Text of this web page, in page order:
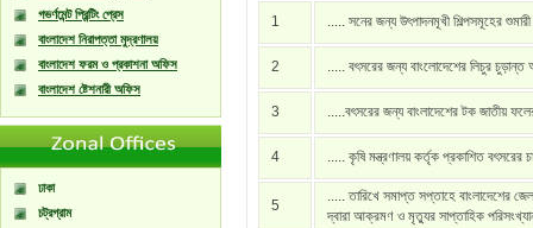
গভর্ণমেন্ট প্রিন্টিং প্রেস
বাংলাদেশ নিরাপত্তা মুদ্রণালয়
বাংলাদেশ ফরম ও প্রকাশনা অফিস
বাংলাদেশ ষ্টেশনারী অফিস
ঢাকা
চট্রগ্রাম
1 ..... সনের জন্য উৎপাদনমূখী শিল্পসমূহের
2 ..... বৎসরের জন্য বাংলোদেশের লিচুর চুড়ান্ত
3 .....বৎসরের জন্য বাংলাদেশের টক জাতীয়
4 ..... কৃষি মন্ত্রণালয় কর্তৃক প্রকাশিত বৎসরের
5
..... তারিখে সমাপ্ত সপ্তাহে বাংলাদেশের
দ্বারা আক্রমণ ও মৃত্যুর সাপ্তাহিক